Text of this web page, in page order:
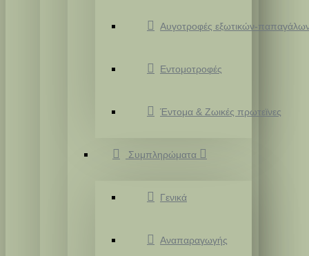
Αυγοτροφές εξωτικών-
Εντομοτροφές
Έντομα & Ζωικές πρωτεϊνες
Συμπληρώματα
Γενικά
Αναπαραγωγής